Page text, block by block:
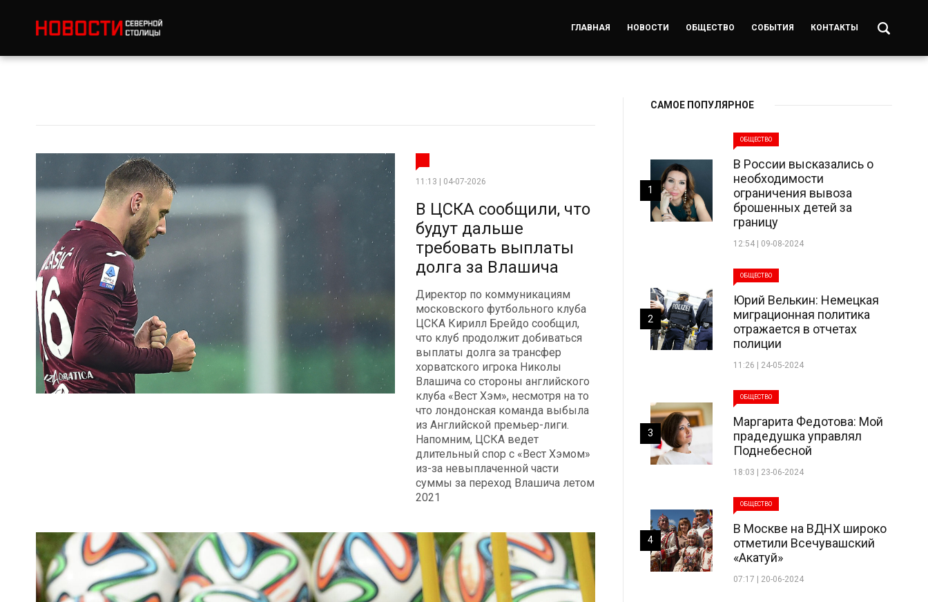
ГЛАВНАЯ НОВОСТИ ОБЩЕСТВО СОБЫТИЯ КОНТАКТЫ
11:13 | 04-07-2026
В ЦСКА сообщили, что
будут дальше
требовать выплаты
долга за Влашича
Директор по коммуникациям
московского футбольного клуба
ЦСКА Кирилл Брейдо сообщил,
что клуб продолжит добиваться
выплаты долга за трансфер
хорватского игрока Николы
Влашича со стороны английского
клуба «Вест Хэм», несмотря на то
что лондонская команда выбыла
из Английской премьер-лиги.
Напомним, ЦСКА ведет
длительный спор с «Вест Хэмом»
из-за невыплаченной части
суммы за переход Влашича летом
2021
САМОЕ ПОПУЛЯРНОЕ
ОБЩЕСТВО
В России высказались о
необходимости
ограничения вывоза
брошенных детей за
границу
12:54 | 09-08-2024
1
ОБЩЕСТВО
Юрий Велькин: Немецкая
миграционная политика
отражается в отчетах
полиции
11:26 | 24-05-2024
2
ОБЩЕСТВО
Маргарита Федотова: Мой
прадедушка управлял
Поднебесной
18:03 | 23-06-2024
3
ОБЩЕСТВО
В Москве на ВДНХ широко
отметили Всечувашский
«Акатуй»
07:17 | 20-06-2024
4